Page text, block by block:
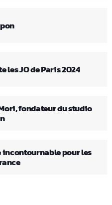
les JO de Paris 2024
fondateur du studio
incontournable pour les